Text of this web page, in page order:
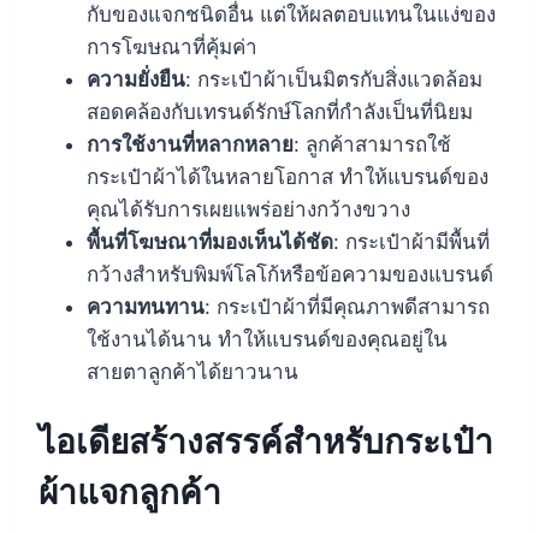
กับของแจกชนิดอื่น แต่ให้ผลตอบแทนในแง่ของ
การโฆษณาที่คุ้มค่า
ความยั่งยืน: กระเป๋าผ้าเป็นมิตรกับสิ่งแวดล้อม
สอดคล้องกับเทรนด์รักษ์โลกที่กำลังเป็นที่นิยม
การใช้งานที่หลากหลาย: ลูกค้าสามารถใช้
กระเป๋าผ้าได้ในหลายโอกาส ทำให้แบรนด์ของ
คุณได้รับการเผยแพร่อย่างกว้างขวาง
พื้นที่โฆษณาที่มองเห็นได้ชัด: กระเป๋าผ้ามีพื้นที่
กว้างสำหรับพิมพ์โลโก้หรือข้อความของแบรนด์
ความทนทาน: กระเป๋าผ้าที่มีคุณภาพดีสามารถ
ใช้งานได้นาน ทำให้แบรนด์ของคุณอยู่ใน
สายตาลูกค้าได้ยาวนาน
ไอเดียสร้างสรรค์สำหรับกระเป๋า
ผ้าแจกลูกค้า